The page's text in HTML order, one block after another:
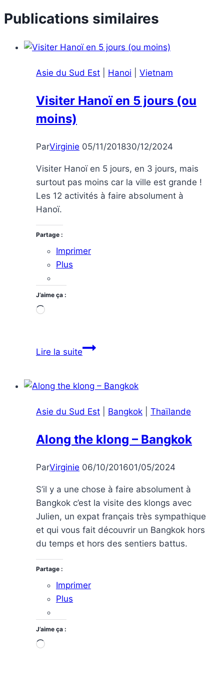
Publications similaires
Asie du Sud Est Hanoi Vietnam
Visiter Hanoï en 5 jours (ou
moins)
ParVirginie 05/11/201830/12/2024
Visiter Hanoï en 5 jours, en 3 jours, mais
surtout pas moins car la ville est grande !
Les 12 activités à faire absolument à
Hanoï.
Partage :
Imprimer
Plus
J’aime ça :
Chargement…
Lire la suiteVisiter
5
(ou
Asie du Sud Est Bangkok Thaïlande
Along the klong – Bangkok
ParVirginie 06/10/201601/05/2024
S’il y a une chose à faire absolument à
Bangkok c’est la visite des klongs avec
Julien, un expat français très sympathique
et qui vous fait découvrir un Bangkok hors
du temps et hors des sentiers battus.
Partage :
Imprimer
Plus
J’aime ça :
Chargement…